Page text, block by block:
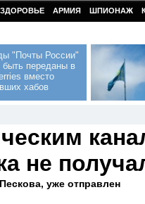
ЗДОРОВЬЕ АРМИЯ ШПИОНАЖ
"Почты России"
быть переданы в
вместо
хабов
не
уже отправлен